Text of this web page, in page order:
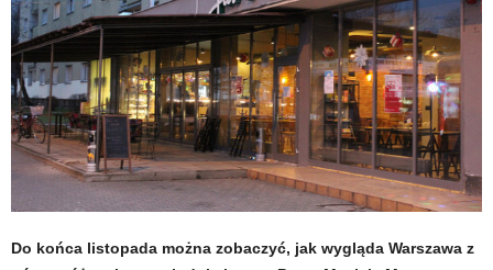
Do końca listopada można zobaczyć, jak wygląda Warszawa z